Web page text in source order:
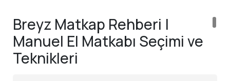
Breyz Matkap Rehberi |
Manuel El Matkabı Seçimi ve
Teknikleri